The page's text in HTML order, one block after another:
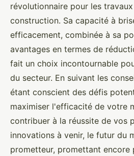
révolutionnaire pour les
construction. Sa capacité à
efficacement, combinée à sa
avantages en termes de
fait un choix incontournable
du secteur. En suivant les
étant conscient des défis
maximiser l'efficacité de votre
contribuer à la réussite de vos
innovations à venir, le futur du
prometteur, promettant